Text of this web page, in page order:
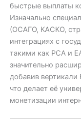
быстрые выплаты
Изначально
(ОСАГО, КАСКО,
интеграциях с
такими как РСА и
значительно
добавив вертикали
что делает её
монетизации